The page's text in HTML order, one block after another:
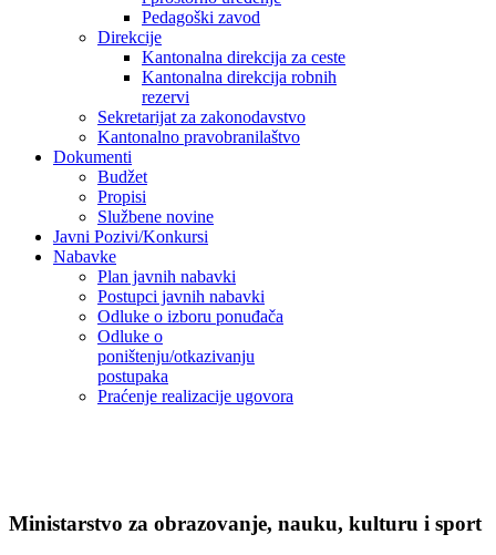
Pedagoški zavod
Direkcije
Kantonalna direkcija za ceste
Kantonalna direkcija robnih
rezervi
Sekretarijat za zakonodavstvo
Kantonalno pravobranilaštvo
Dokumenti
Budžet
Propisi
Službene novine
Javni Pozivi/Konkursi
Nabavke
Plan javnih nabavki
Postupci javnih nabavki
Odluke o izboru ponuđača
Odluke o
poništenju/otkazivanju
postupaka
Praćenje realizacije ugovora
Ministarstvo za obrazovanje, nauku, kulturu i sport